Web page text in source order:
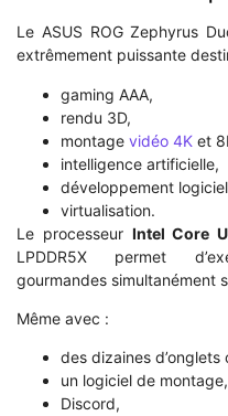
Le ASUS ROG Zephyrus
extrêmement puissante
gaming AAA,
rendu 3D,
montage vidéo 4K et
intelligence artificielle,
développement
virtualisation.
Le processeur Intel Core
LPDDR5X permet
gourmandes simultanément
Même avec :
des dizaines d’onglets
un logiciel de montage,
Discord,